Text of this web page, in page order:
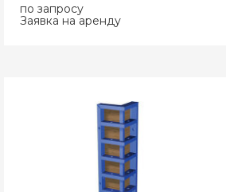
по запросу
Заявка на аренду